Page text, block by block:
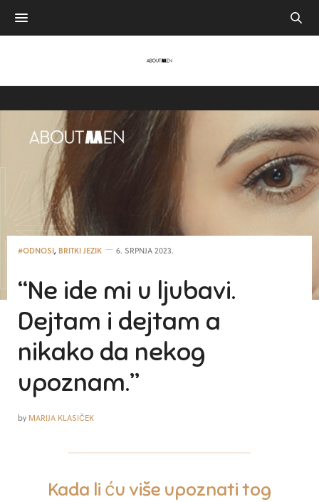
#ODNOSI, BRITKI JEZIK 6. SRPNJA 2023.
“Ne ide mi u ljubavi.
Dejtam i dejtam a
nikako da nekog
upoznam.”
by MARIJA KLASIČEK
Kada li ću više upoznati tog